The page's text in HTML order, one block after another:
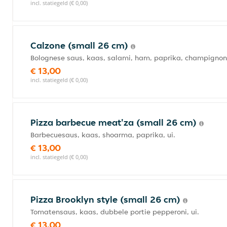
incl. statiegeld (€ 0,00)
Calzone (small 26 cm)
Bolognese saus, kaas, salami, ham, paprika,
€ 13,00
incl. statiegeld (€ 0,00)
Pizza barbecue meat'za (small 26 cm)
Barbecuesaus, kaas, shoarma, paprika, ui.
€ 13,00
incl. statiegeld (€ 0,00)
Pizza Brooklyn style (small 26 cm)
Tomatensaus, kaas, dubbele portie pepperoni, ui.